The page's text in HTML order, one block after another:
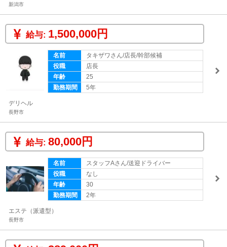
新潟市
給与: 1,500,000円
名前
タキザワさん/店長/幹部候補
役職
店長
年齢
25
勤務期間
5年
デリヘル
長野市
給与: 80,000円
名前
スタッフAさん/送迎ドライバー
役職
なし
年齢
30
勤務期間
2年
エステ（派遣型）
長野市